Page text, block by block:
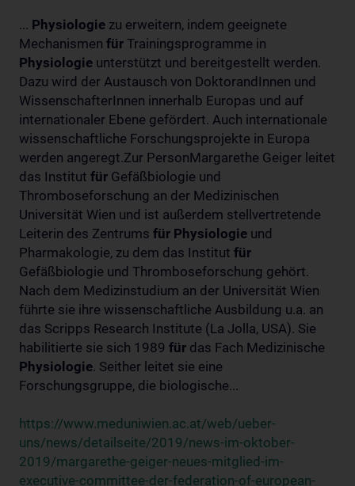
... Physiologie zu erweitern, indem geeignete
Mechanismen für Trainingsprogramme in
Physiologie unterstützt und bereitgestellt werden.
Dazu wird der Austausch von DoktorandInnen und
WissenschafterInnen innerhalb Europas und auf
internationaler Ebene gefördert. Auch internationale
wissenschaftliche Forschungsprojekte in Europa
werden angeregt.Zur PersonMargarethe Geiger leitet
das Institut für Gefäßbiologie und
Thromboseforschung an der Medizinischen
Universität Wien und ist außerdem stellvertretende
Leiterin des Zentrums für Physiologie und
Pharmakologie, zu dem das Institut für
Gefäßbiologie und Thromboseforschung gehört.
Nach dem Medizinstudium an der Universität Wien
führte sie ihre wissenschaftliche Ausbildung u.a. an
das Scripps Research Institute (La Jolla, USA). Sie
habilitierte sie sich 1989 für das Fach Medizinische
Physiologie. Seither leitet sie eine
Forschungsgruppe, die biologische...
https://www.meduniwien.ac.at/web/ueber-
uns/news/detailseite/2019/news-im-oktober-
2019/margarethe-geiger-neues-mitglied-im-
executive-committee-der-federation-of-european-